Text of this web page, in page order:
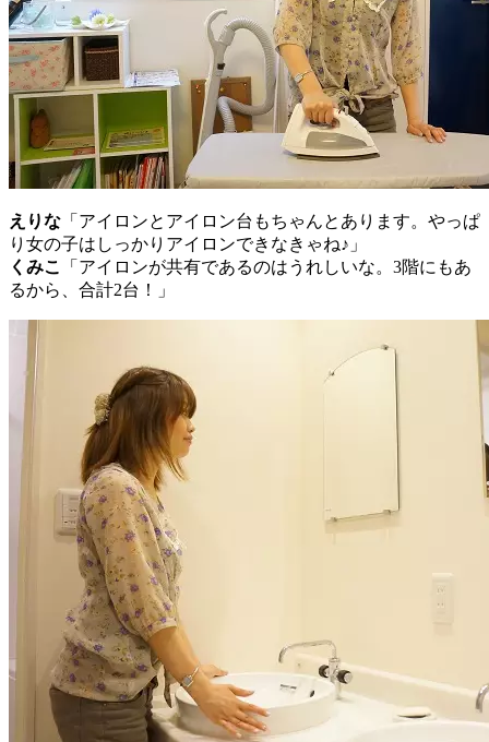
えりな 「アイロンとアイロン台もちゃんとあります。やっぱ
り女の子はしっかりアイロンできなきゃね♪」
くみこ
「アイロンが共有であるのはうれしいな。3階にもあ
るから、合計2台！」